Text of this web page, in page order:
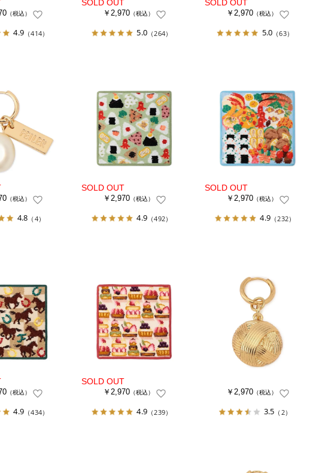
（税込）
4.9 （414）
￥2,970（税込）
5.0 （264）
￥2,970（税込）
5.0 （63）
（税込）
4.8 （4）
￥2,970（税込）
4.9 （492）
￥2,970（税込）
4.9 （232）
（税込）
4.9 （434）
￥2,970（税込）
4.9 （239）
￥2,970（税込）
3.5 （2）